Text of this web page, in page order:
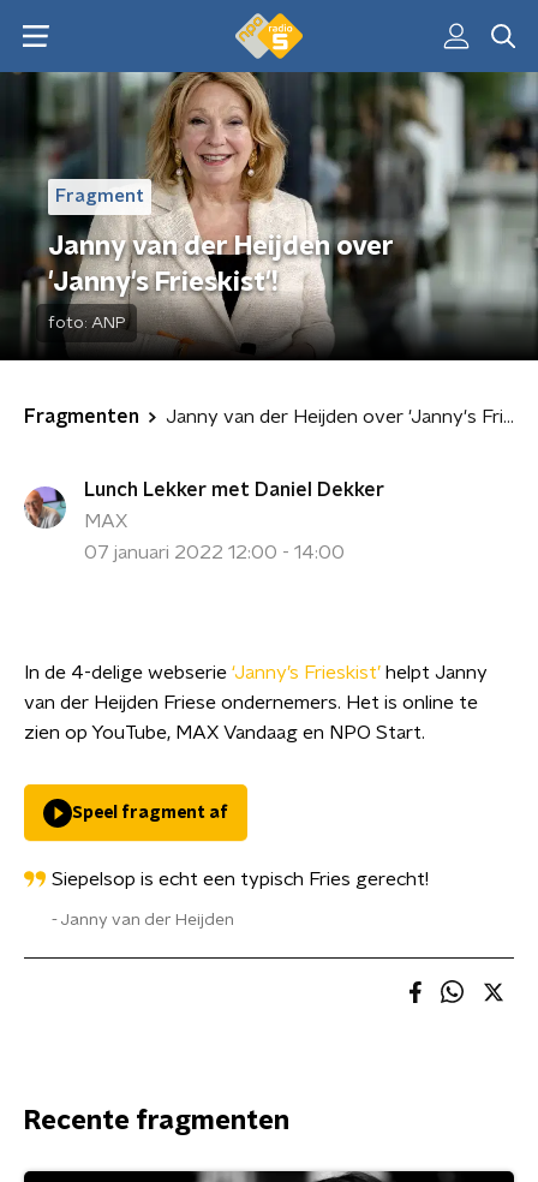
Fragment
Janny van der Heijden over
'Janny's Frieskist'!
foto: ANP
Fragmenten Janny van der Heijden over 'Janny's Frieskist'!
Lunch Lekker met Daniel Dekker
MAX
07 januari 2022 12:00 - 14:00
In de 4-delige webserie ‘Janny’s Frieskist’ helpt Janny
van der Heijden Friese ondernemers. Het is online te
zien op YouTube, MAX Vandaag en NPO Start.
Speel fragment af
Siepelsop is echt een typisch Fries gerecht!
Janny van der Heijden
Recente fragmenten